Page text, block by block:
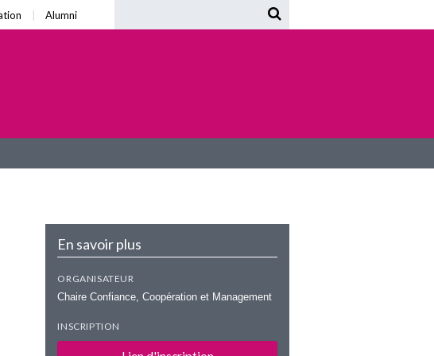
Alumni
En savoir plus
ORGANISATEUR
Chaire Confiance, Coopération et Management
INSCRIPTION